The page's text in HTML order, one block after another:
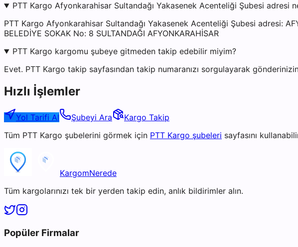
PTT Kargo Afyonkarahisar Sultandağı Yakasenek Acenteliği Şubesi adresi
PTT Kargo Afyonkarahisar Sultandağı Yakasenek Acenteliği Şubesi adresi:
BELEDİYE SOKAK No: 8 SULTANDAĞI AFYONKARAHİSAR
PTT Kargo kargomu şubeye gitmeden takip edebilir miyim?
Evet. PTT Kargo takip sayfasından takip numaranızı sorgulayarak
Hızlı İşlemler
Yol Tarifi Al Şubeyi Ara
Kargo Takip
Tüm PTT Kargo şubelerini görmek için PTT Kargo şubeleri sayfasını
KargomNerede
Tüm kargolarınızı tek bir yerden takip edin, anlık bildirimler alın.
Popüler Firmalar